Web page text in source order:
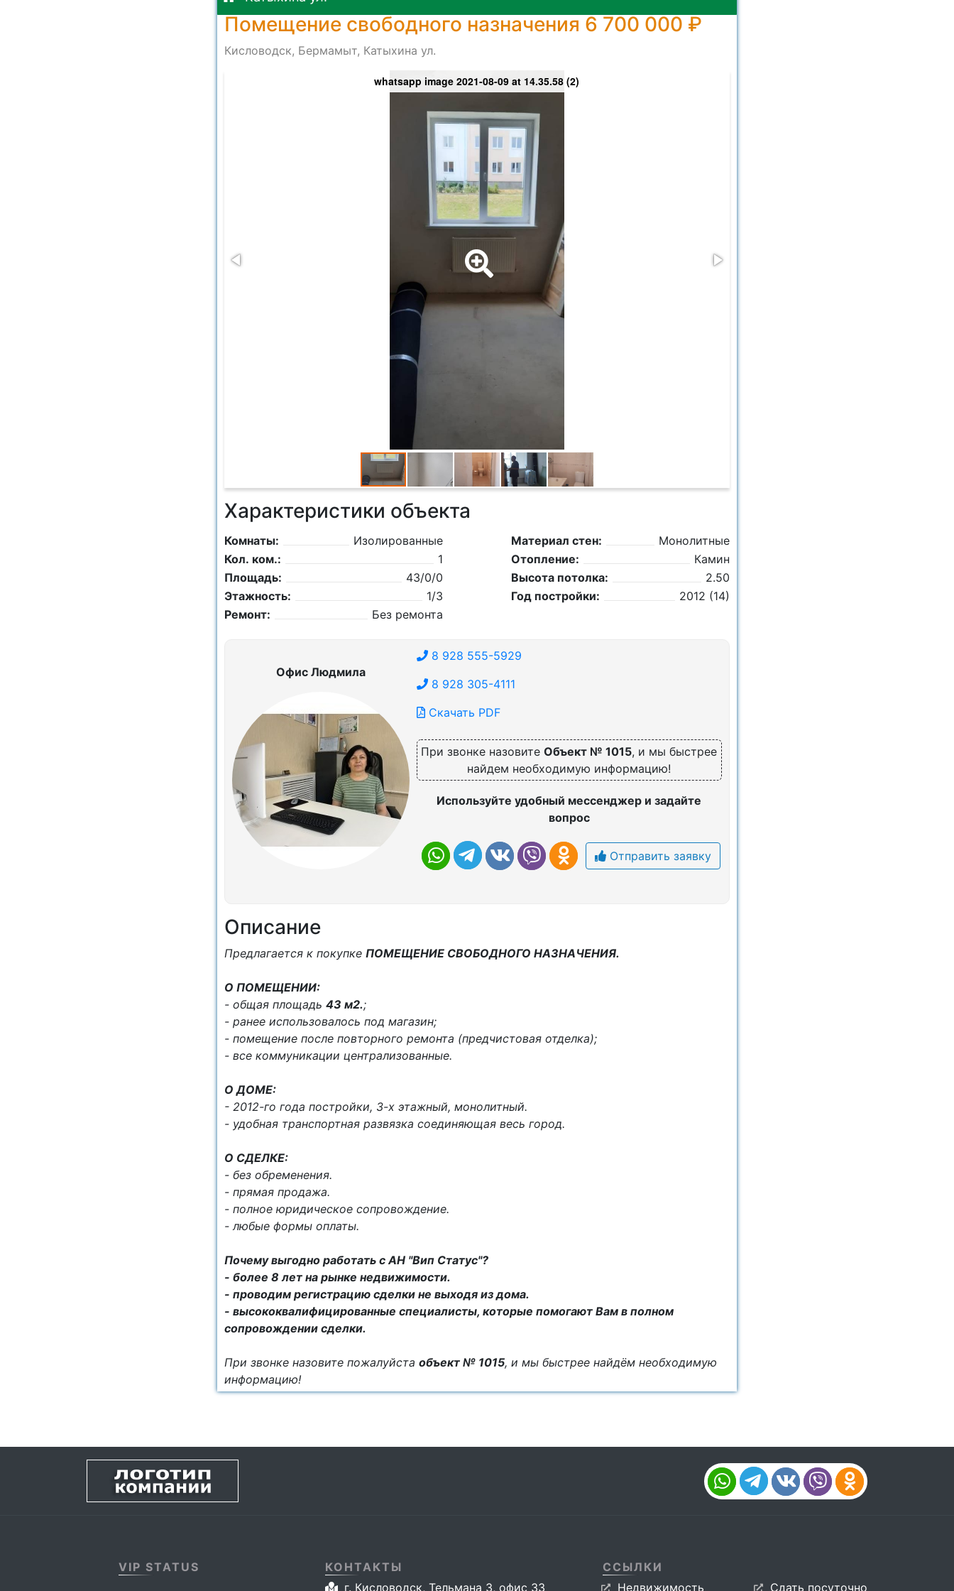
Помещение свободного назначения 6 700 000 ₽
Кисловодск, Бермамыт, Катыхина ул.
whatsapp image 2021-08-09 at 14.35.58 (2)
Характеристики объекта
Комнаты:
Изолированные
Кол. ком.:
1
Площадь:
43/0/0
Этажность:
1/3
Ремонт:
Без ремонта
Материал стен:
Монолитные
Отопление:
Камин
Высота потолка:
2.50
Год постройки:
2012 (14)
Офис Людмила
8 928 555-5929
8 928 305-4111
Скачать PDF
При звонке назовитеОбъект № 1015, и мы быстрее
найдем необходимую информацию!
Используйте удобный мессенджер и задайте
вопрос
Отправить заявку
Описание
Предлагается к покупке ПОМЕЩЕНИЕ СВОБОДНОГО НАЗНАЧЕНИЯ.
О ПОМЕЩЕНИИ:
- общая площадь 43 м2.;
- ранее использовалось под магазин;
- помещение после повторного ремонта (предчистовая отделка);
- все коммуникации централизованные.
О ДОМЕ:
- 2012-го года постройки, 3-х этажный, монолитный.
- удобная транспортная развязка соединяющая весь город.
О СДЕЛКЕ:
- без обременения.
- прямая продажа.
- полное юридическое сопровождение.
- любые формы оплаты.
Почему выгодно работать с АН "Вип Статус"?
- более 8 лет на рынке недвижимости.
- проводим регистрацию сделки не выходя из дома.
- высококвалифицированные специалисты, которые помогают Вам в полном
сопровождении сделки.
При звонке назовите пожалуйста объект № 1015, и мы быстрее найдём необходимую
информацию!
VIP STATUS
КОНТАКТЫ
г. Кисловодск, Тельмана 3, офис 33
ССЫЛКИ
Недвижимость
Сдать посуточно